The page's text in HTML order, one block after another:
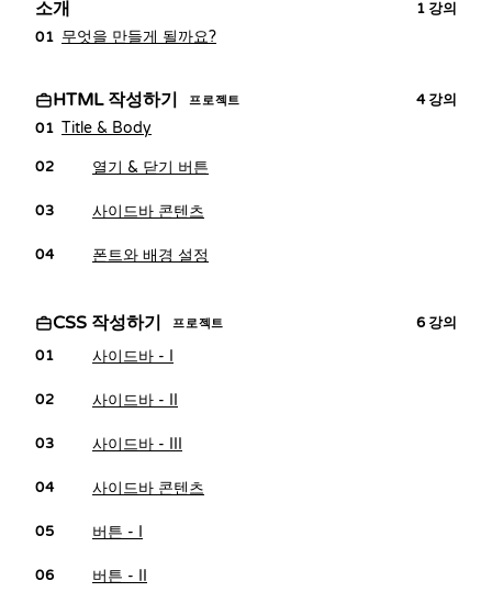
소개 1 강의
01 무엇을 만들게 될까요?
HTML 작성하기 프로젝트 4 강의
01 Title & Body
02 열기 & 닫기 버튼
03 사이드바 콘텐츠
04 폰트와 배경 설정
CSS 작성하기 프로젝트 6 강의
01
사이드바 - I
02 사이드바 - II
03 사이드바 - III
04 사이드바 콘텐츠
05 버튼 - I
06 버튼 - II